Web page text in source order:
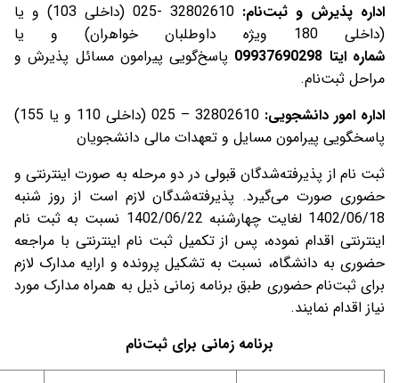
اداره پذیرش و ثبت‌نام:
32802610 -025 (داخلی 103) و یا
(داخلی 180 ویژه داوطلبان خواهران) و یا
شماره ایتا 09937690298 پاسخ‌گویی پیرامون مسائل پذیرش و
مراحل ثبت‌نام.
اداره امور دانشجویی:
32802610 – 025 (داخلی 110 و یا 155)
پاسخگویی پیرامون مسایل و تعهدات مالی دانشجویان
ثبت نام از پذیرفته‌شدگان قبولی در دو مرحله به صورت اینترنتی و
حضوری صورت می‌گیرد. پذیرفته‌شدگان لازم است از روز شنبه
1402/06/18 لغایت چهارشنبه 1402/06/22 نسبت به ثبت نام
اینترنتی اقدام نموده، پس از تکمیل ثبت نام اینترنتی با مراجعه
حضوری به دانشگاه، نسبت به تشکیل پرونده و ارایه مدارک لازم
برای ثبت‌نام حضوری طبق برنامه زمانی ذیل به همراه مدارک مورد
نیاز اقدام نمایند.
برنامه زمانی برای ثبت‌نام